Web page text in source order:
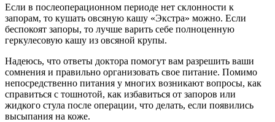
Если в послеоперационном периоде нет склонности к
запорам, то кушать овсяную кашу «Экстра» можно. Если
беспокоят запоры, то лучше варить себе полноценную
геркулесовую кашу из овсяной крупы.
Надеюсь, что ответы доктора помогут вам разрешить ваши
сомнения и правильно организовать свое питание. Помимо
непосредственно питания у многих возникают вопросы, как
справиться с тошнотой, как избавиться от запоров или
жидкого стула после операции, что делать, если появились
высыпания на коже.